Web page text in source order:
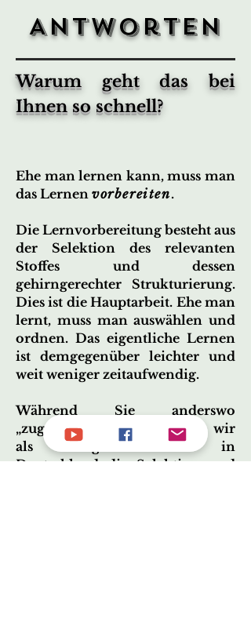
Antworten
Warum geht das bei
Ihnen so schnell?
Ehe man lernen kann, muss man
das Lernen vorbereiten.
Die Lernvorbereitung besteht aus
der Selektion des relevanten
Stoffes und dessen
gehirngerechter Strukturierung.
Dies ist die Hauptarbeit. Ehe man
lernt, muss man auswählen und
ordnen. Das eigentliche Lernen
ist demgegenüber leichter und
weit weniger zeitaufwendig.
Während Sie anderswo
„zugemüllt“ werden, haben wir
als einziger Anbieter in
Deutschland die Selektion und